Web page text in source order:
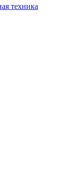
техника